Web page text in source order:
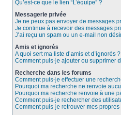
Qu’est-ce que le lien “L’équipe” ?
Messagerie privée
Je ne peux pas envoyer de messages
Je continue à recevoir des messages
J’ai reçu un spam ou un e-mail non
Amis et ignorés
A quoi sert ma liste d’amis et d’ignorés ?
Comment puis-je ajouter ou supprimer
Recherche dans les forums
Comment puis-je effectuer une
Pourquoi ma recherche ne renvoie
Pourquoi ma recherche renvoie à une
Comment puis-je rechercher des
Comment puis-je retrouver mes